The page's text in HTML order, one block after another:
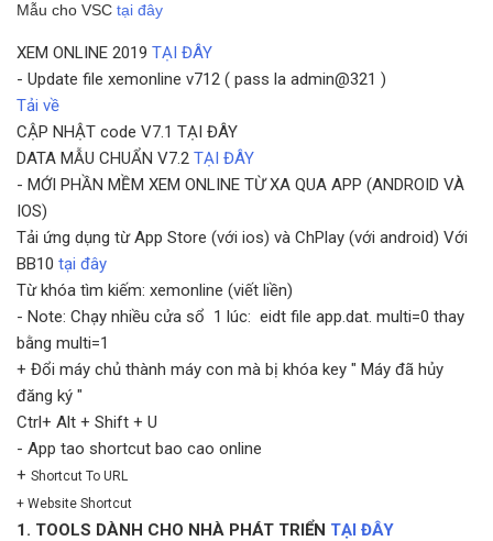
Mẫu cho VSC tại đây
XEM ONLINE 2019 TẠI ĐÂY
- Update file xemonline v712 ( pass la admin@321 )
Tải về
CẬP NHẬT code V7.1 TẠI ĐÂY
DATA MẪU CHUẨN V7.2 TẠI ĐÂY
- MỚI PHẦN MỀM XEM ONLINE TỪ XA QUA APP (ANDROID VÀ
IOS)
Tải ứng dụng từ App Store (với ios) và ChPlay (với android) Với
BB10 tại đây
Từ khóa tìm kiếm: xemonline (viết liền)
- Note: Chạy nhiều cửa sổ 1 lúc: eidt file app.dat. multi=0 thay
bằng multi=1
+ Đổi máy chủ thành máy con mà bị khóa key " Máy đã hủy
đăng ký "
Ctrl+ Alt + Shift + U
- App tao shortcut bao cao online
+ Shortcut To URL
+ Website Shortcut
1. TOOLS DÀNH CHO NHÀ PHÁT TRIỂN TẠI ĐÂY